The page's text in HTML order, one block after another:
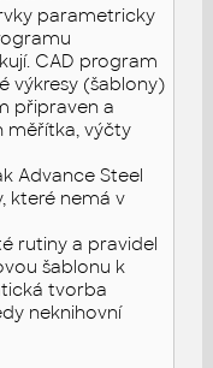
parametricky
CAD program
výkresy (šablony)
připraven a
měřítka, výčty
Advance Steel
které nemá v
rutiny a pravidel
šablonu k
tvorba
neknihovní